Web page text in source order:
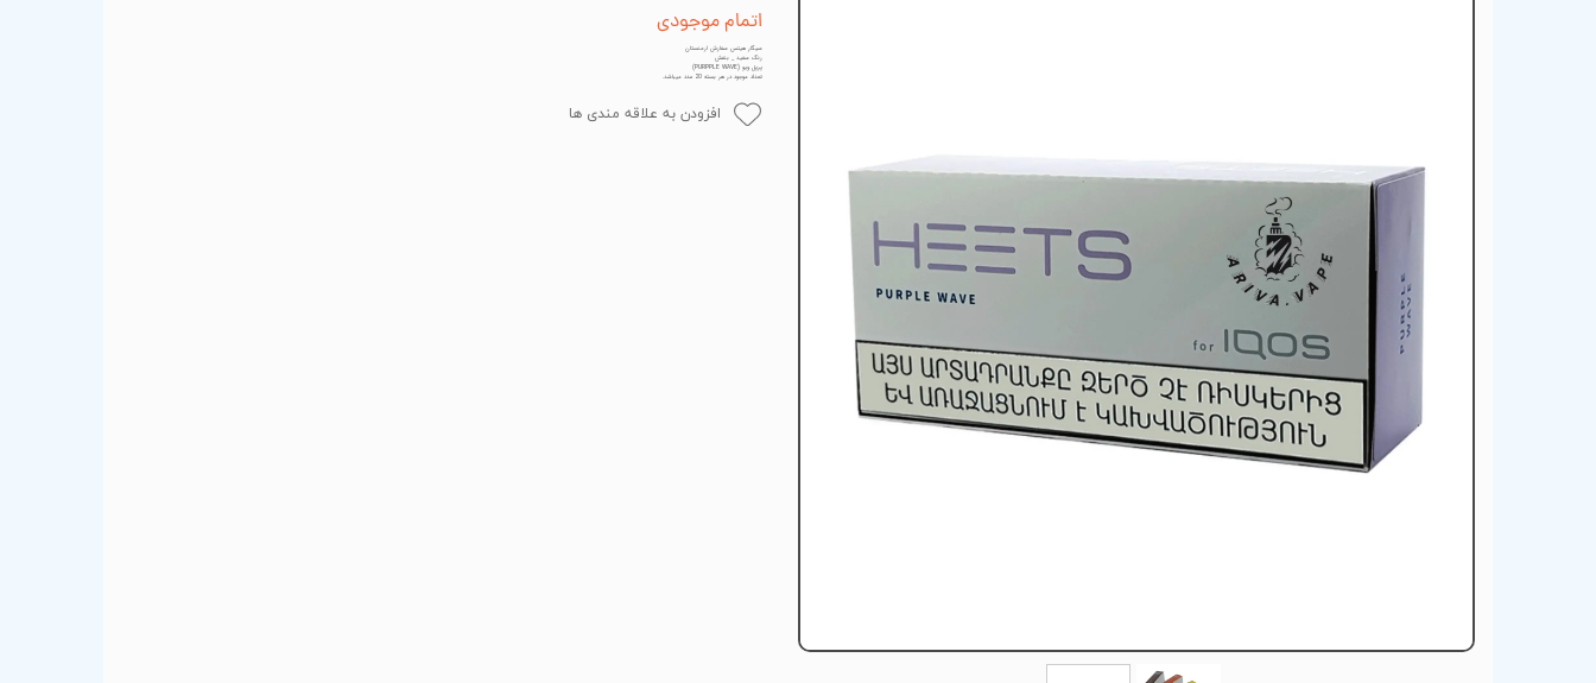
اتمام موجودی
سیگار هیتس سفارش ارمنستان
رنگ سفید _ بنفش
پرپل ویو (PURPPLE WAVE)
تعداد موجود در هر بسته 20 عدد میباشد.
افزودن به علاقه مندی ها